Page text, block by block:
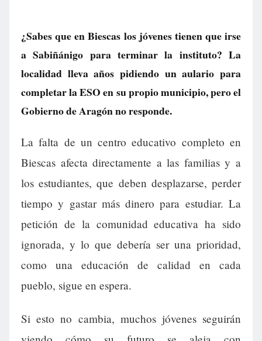
¿Sabes que en Biescas los jóvenes tienen que irse
a Sabiñánigo para terminar la instituto? La
localidad lleva años pidiendo un aulario para
completar la ESO en su propio municipio, pero el
Gobierno de Aragón no responde.
La falta de un centro educativo completo en
Biescas afecta directamente a las familias y a
los estudiantes, que deben desplazarse, perder
tiempo y gastar más dinero para estudiar. La
petición de la comunidad educativa ha sido
ignorada, y lo que debería ser una prioridad,
como una educación de calidad en cada
pueblo, sigue en espera.
Si esto no cambia, muchos jóvenes seguirán